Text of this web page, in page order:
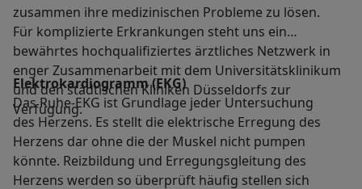
zusammen ihre medizinischen Probleme zu lösen.
Für komplizierte Erkrankungen steht uns ein
bewährtes hochqualifiziertes ärztliches Netzwerk in
enger Zusammenarbeit mit dem Universitätsklinikum
und den städtischen Kliniken Düsseldorfs zur
Verfügung.
Elektrokardiogramm (EKG)
Das Ruhe-EKG ist Grundlage jeder Untersuchung
des Herzens. Es stellt die elektrische Erregung des
Herzens dar ohne die der Muskel nicht pumpen
könnte. Reizbildung und Erregungsgleitung des
Herzens werden so überprüft häufig stellen sich